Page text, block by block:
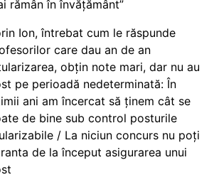
rămân în învățământ”
Ion, întrebat cum le răspunde
care dau an de an
obțin note mari, dar nu au
pe perioadă nedeterminată: În
ani am încercat să ținem cât se
de bine sub control posturile
/ La niciun concurs nu poți
de la început asigurarea unui